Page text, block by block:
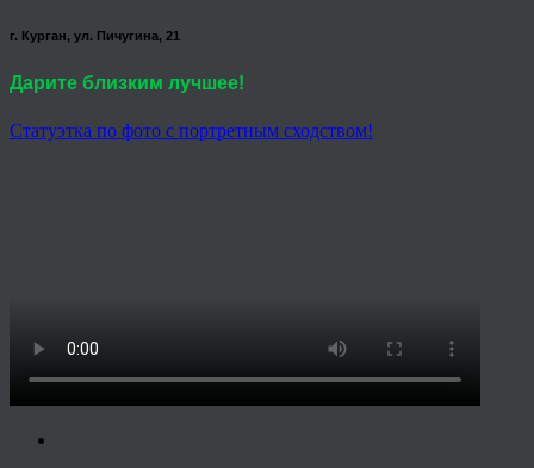
г. Курган, ул. Пичугина, 21
Дарите близким лучшее!
Статуэтка по фото с портретным сходством!